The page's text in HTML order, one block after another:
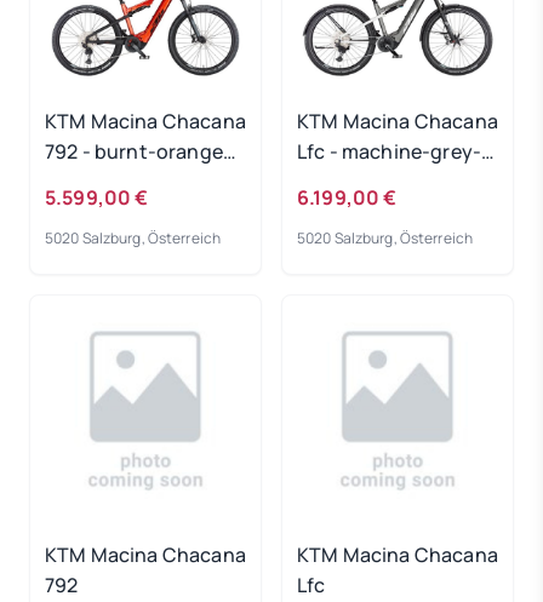
KTM Macina Chacana
792 - burnt-orange
5.599,00 €
5020 Salzburg, Österreich
KTM Macina Chacana
Lfc - machine-grey-
XL
6.199,00 €
5020 Salzburg, Österreich
KTM Macina Chacana
792
KTM Macina Chacana
Lfc